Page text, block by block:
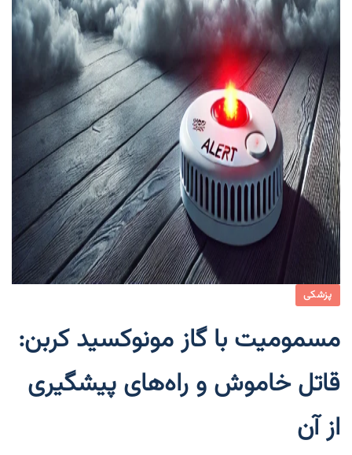
پزشکی
مسمومیت با گاز مونوکسید کربن:
قاتل خاموش و راه‌های پیشگیری
از آن